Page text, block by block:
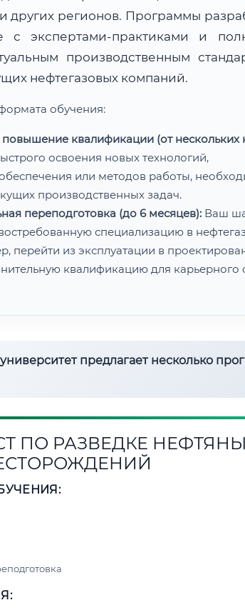
других регионов. Программы
с экспертами-практиками и
производственным
нефтегазовых компаний.
обучения:
квалификации (от нескольких
освоения новых технологий,
или методов работы,
производственных задач.
переподготовка (до 6 месяцев):Ваш
специализацию в
перейти из эксплуатации в
квалификацию для карьерного
предлагает несколько
ПО РАЗВЕДКЕ